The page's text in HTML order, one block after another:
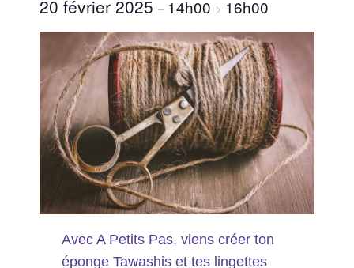
20 février 2025– 14h00 > 16h00
Avec A Petits Pas, viens créer ton
éponge Tawashis et tes lingettes